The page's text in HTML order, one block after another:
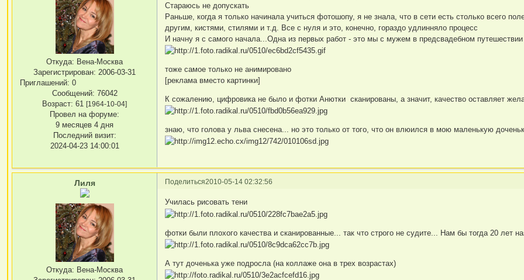
Откуда: Вена-Москва
Зарегистрирован: 2006-03-31
Приглашений: 0
Сообщений: 76042
Возраст: 61[1964-10-04]
Провел на форуме:
9 месяцев 4 дня
Последний визит:
2024-04-23 14:00:01
Стараюсь не допускать
Раньше, когда я только начинала учиться фотошопу, я не знала, что в сети есть столько всего
другим, кистями, стилями и т.д. Все с нуля и это, конечно, гораздо удлинняло процесс
И начну я с самого начала...Одна из первых работ - это мы с мужем в предсвадебном
тоже самое только не анимировано
[реклама вместо картинки]
К сожалению, цифровика не было и фотки Анютки сканированы, а значит, качество оставляет
знаю, что голова у льва снесена... но это только от того, что он влюился в мою маленькую
Поделиться2010-05-14 02:32:56
Лиля
Откуда: Вена-Москва
Училась рисовать тени
фотки были плохого качества и сканированные... так что строго не судите... Нам бы тогда 20 лет
А тут доченька уже подросла (на коллаже она в трех возрастах)